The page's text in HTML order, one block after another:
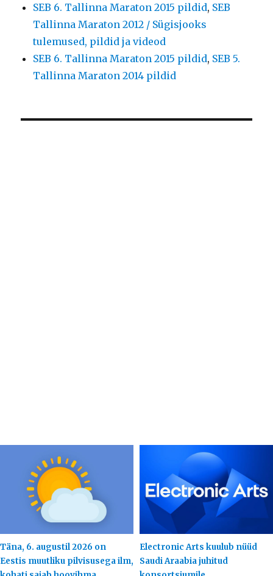
SEB 6. Tallinna Maraton 2015 pildid, SEB
Tallinna Maraton 2012 / Sügisjooks
tulemused, pildid ja videod
SEB 6. Tallinna Maraton 2015 pildid, SEB 5.
Tallinna Maraton 2014 pildid
Täna, 6. augustil 2026 on
Eestis muutliku pilvisusega ilm,
Electronic Arts kuulub nüüd
Saudi Araabia juhitud